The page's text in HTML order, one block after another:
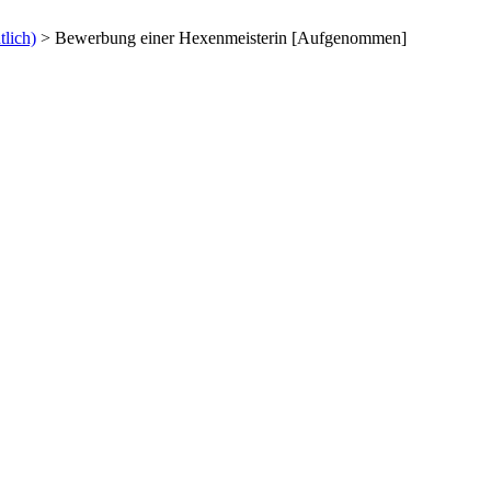
> Bewerbung einer Hexenmeisterin [Aufgenommen]